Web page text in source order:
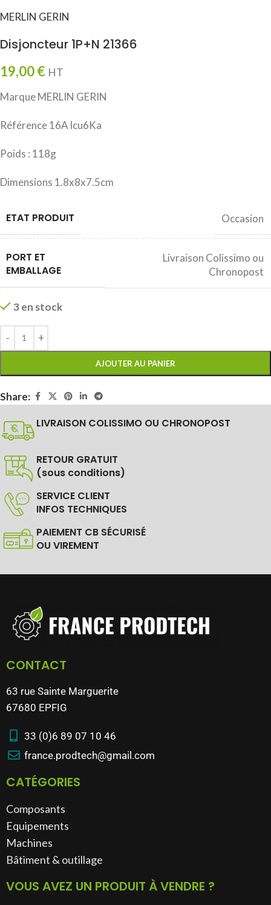
MERLIN GERIN
Disjoncteur 1P+N 21366
19,00€ HT
Marque MERLIN GERIN
Référence 16A lcu6Ka
Poids : 118g
Dimensions 1.8x8x7.5cm
ETAT PRODUIT Occasion
PORT ET
EMBALLAGE
Livraison Colissimo ou
Chronopost
3 en stock
AJOUTER AU PANIER
Share:
LIVRAISON COLISSIMO OU CHRONOPOST
RETOUR GRATUIT
(sous conditions)
SERVICE CLIENT
INFOS TECHNIQUES
PAIEMENT CB SÉCURISÉ
OU VIREMENT
CONTACT
63 rue Sainte Marguerite
67680 EPFIG
33 (0)6 89 07 10 46
france.prodtech@gmail.com
CATÉGORIES
Composants
Equipements
Machines
Bâtiment & outillage​
VOUS AVEZ UN PRODUIT À VENDRE ?